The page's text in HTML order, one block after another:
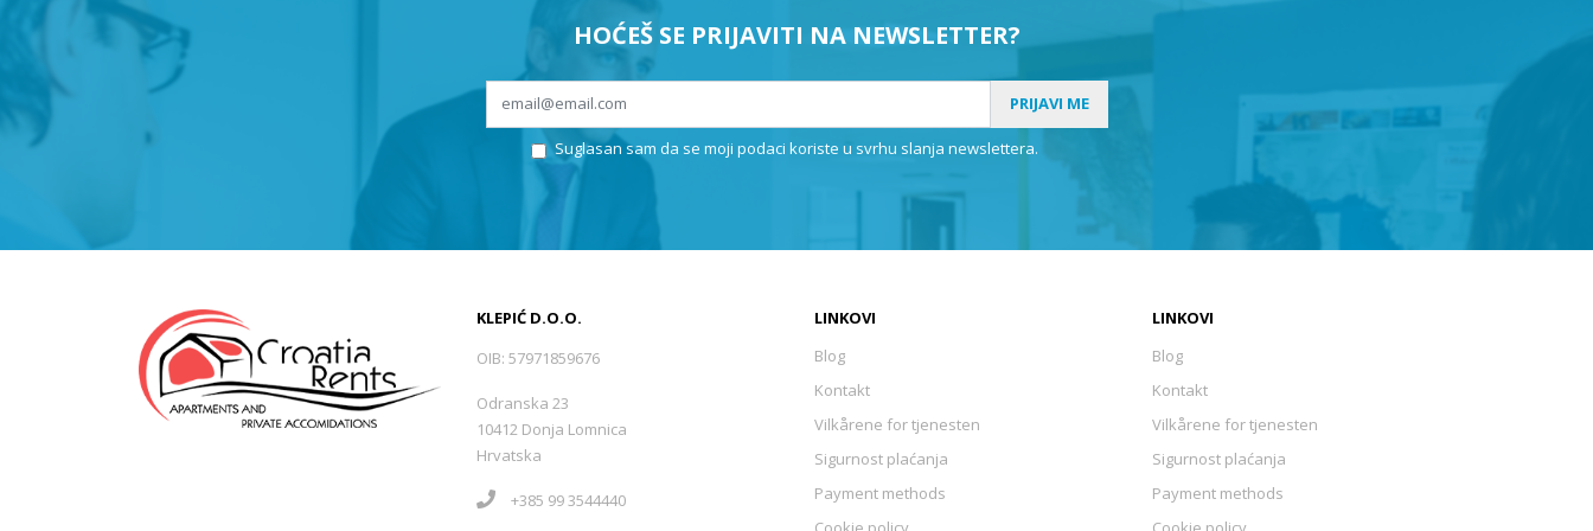
HOĆEŠ SE PRIJAVITI NA NEWSLETTER?
PRIJAVI ME
Suglasan sam da se moji podaci koriste u svrhu slanja newslettera.
KLEPIĆ D.O.O.
OIB: 57971859676
Odranska 23
10412 Donja Lomnica
Hrvatska
+385 99 3544440
LINKOVI
Blog
Kontakt
Vilkårene for tjenesten
Sigurnost plaćanja
Payment methods
LINKOVI
Blog
Kontakt
Vilkårene for tjenesten
Sigurnost plaćanja
Payment methods